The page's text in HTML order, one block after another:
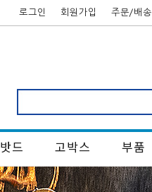
로그인 회원가입 주문/배송
밧드 고박스 부품